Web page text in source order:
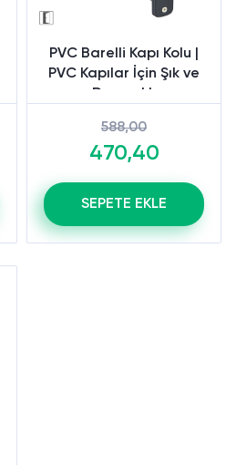
PVC Barelli Kapı Kolu |
PVC Kapılar İçin Şık ve
Dayanıklı
588,00
470,40
SEPETE EKLE